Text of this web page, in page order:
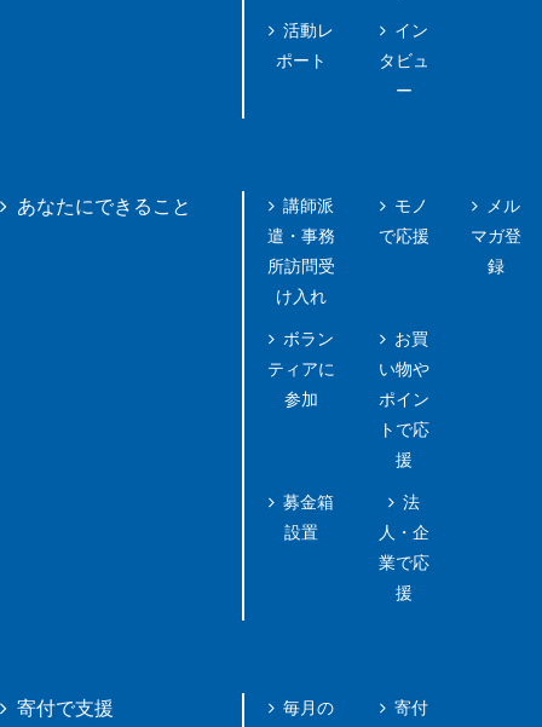
活動レ
ポート
イン
タビュ
ー
あなたにできること
講師派
遣・事務
所訪問受
け入れ
ボラン
ティアに
参加
募金箱
設置
モノ
で応援
お買
い物や
ポイン
トで応
援
法
人・企
業で応
援
メル
マガ登
録
寄付で支援
毎月の
寄付